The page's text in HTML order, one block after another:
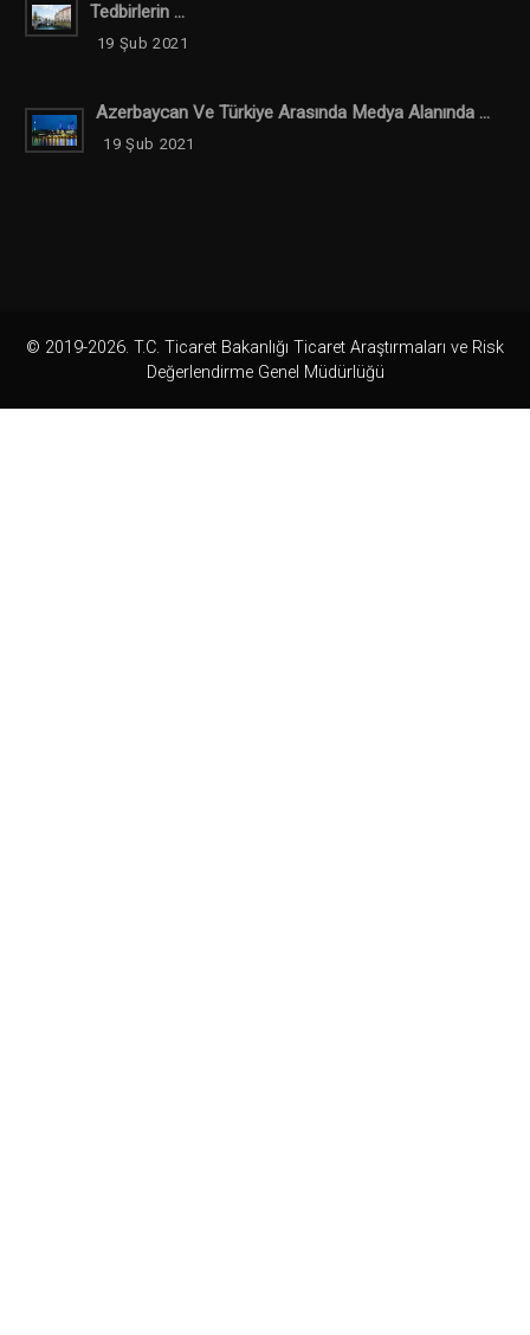
Tedbirlerin ...
19 Şub 2021
Azerbaycan Ve Türkiye Arasında Medya Alanında ...
19 Şub 2021
© 2019-2026. T.C. Ticaret Bakanlığı Ticaret Araştırmaları ve Risk
Değerlendirme Genel Müdürlüğü